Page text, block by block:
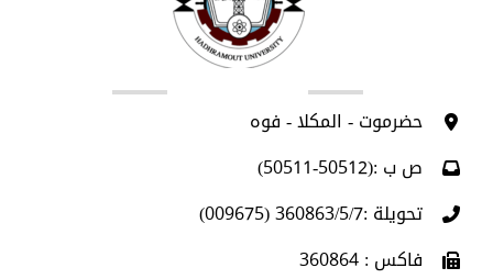
حضرموت - المكلا - فوه
ص ب :(50512-50511)
تحويلة :360863/5/7 (009675)
فاكس : 360864